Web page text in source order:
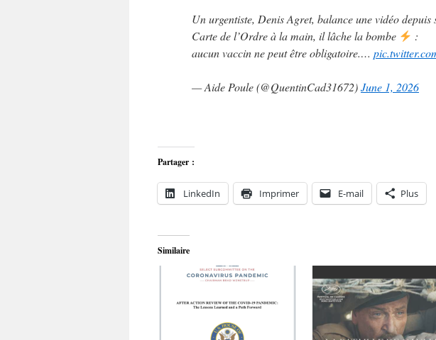
Un urgentiste, Denis Agret, balance une vidéo depuis
Carte de l’Ordre à la main, il lâche la bombe
:
aucun vaccin ne peut être obligatoire.…
— Aide Poule (@QuentinCad31672)June 1, 2026
Partager :
LinkedIn Imprimer E-mail Plus
Similaire